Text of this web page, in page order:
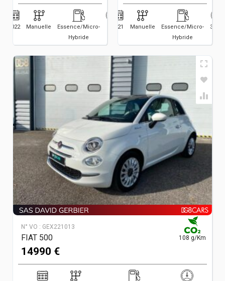
2022 Manuelle
Essence/Micro-
Hybride
62002021 Manuelle
Essence/Micro-
Hybride
32906
N° VO : GEX221013
FIAT 500 108 g/Km
14990 €